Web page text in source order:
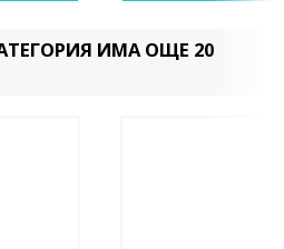
ИМА ОЩЕ 20